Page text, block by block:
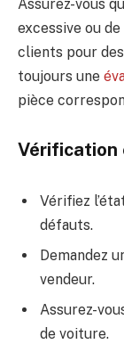
Assurez-vous
excessive ou
clients pour
toujours une
pièce
Vérification
Vérifiez
défauts.
Demandez
vendeur.
Assurez-
de voiture.